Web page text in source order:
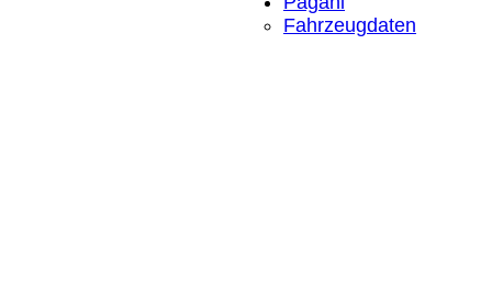
Fahrzeugdaten